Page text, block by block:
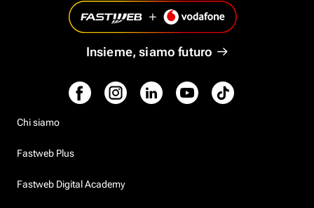
Insieme, siamo futuro
Chi siamo
Fastweb Plus
Fastweb Digital Academy